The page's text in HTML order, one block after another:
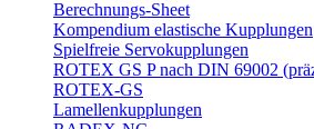
Berechnungs-Sheet
Kompendium elastische Kupplungen
Spielfreie Servokupplungen
ROTEX GS P nach DIN 69002
ROTEX-GS
Lamellenkupplungen